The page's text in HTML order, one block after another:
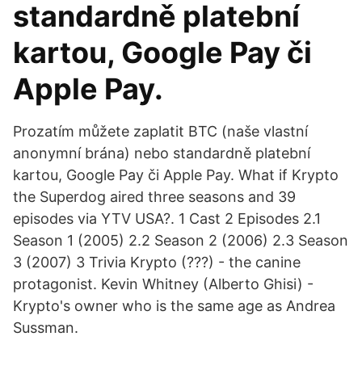
standardně platební
kartou, Google Pay či
Apple Pay.
Prozatím můžete zaplatit BTC (naše vlastní
anonymní brána) nebo standardně platební
kartou, Google Pay či Apple Pay. What if Krypto
the Superdog aired three seasons and 39
episodes via YTV USA?. 1 Cast 2 Episodes 2.1
Season 1 (2005) 2.2 Season 2 (2006) 2.3 Season
3 (2007) 3 Trivia Krypto (???) - the canine
protagonist. Kevin Whitney (Alberto Ghisi) -
Krypto's owner who is the same age as Andrea
Sussman.